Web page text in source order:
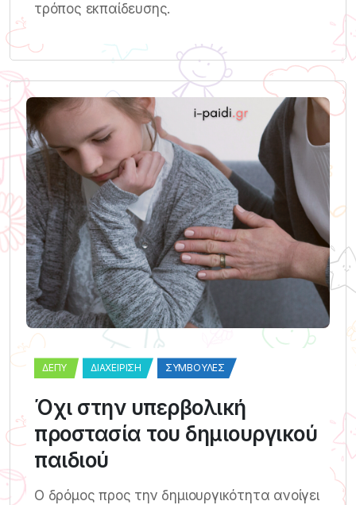
τρόπος εκπαίδευσης.
ΔΕΠΥ ΔΙΑΧΕΊΡΙΣΗ ΣΥΜΒΟΥΛΈΣ
Όχι στην υπερβολική
προστασία του δημιουργικού
παιδιού
Ο δρόμος προς την δημιουργικότητα ανοίγει